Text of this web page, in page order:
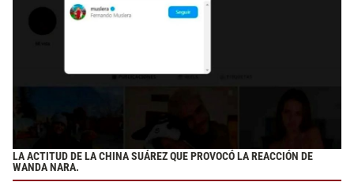
LA ACTITUD DE LA CHINA SUÁREZ QUE PROVOCÓ LA REACCIÓN DE
WANDA NARA.